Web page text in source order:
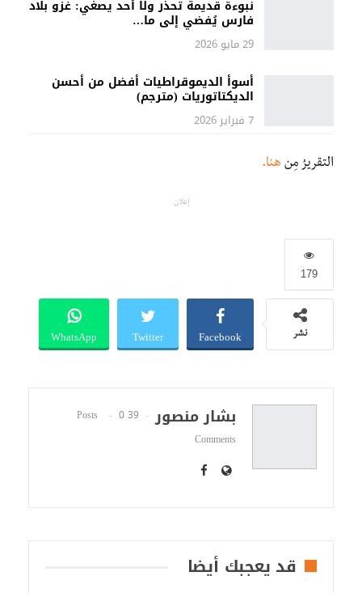
نبوءة قديمة تحذِّر ولا أحد يصغي: غزو بلاد
فارس يُفضي إلى ما…
29 مايو 2026
أسوأ الديموقراطيات أفضل من أحسن
الديكتاتوريات (مترجم)
7 فبراير 2026
التقريرُ مِن هنا.
إعلان
179
نشر Facebook
Twitter
WhatsApp
بشار منصور 39 Posts
0
Comments
قد يعجبك أيضا